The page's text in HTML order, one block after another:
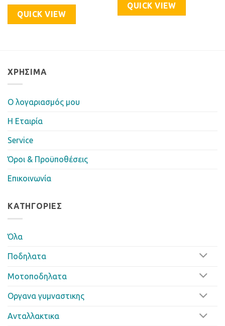
QUICK VIEW
QUICK VIEW
ΧΡΉΣΙΜΑ
Ο λογαριασμός μου
Η Eταιρία
Service
Όροι & Προϋποθέσεις
Επικοινωνία
ΚΑΤΗΓΟΡΊΕΣ
Όλα
Ποδηλατα
Μοτοποδηλατα
Οργανα γυμναστικης
Ανταλλακτικα